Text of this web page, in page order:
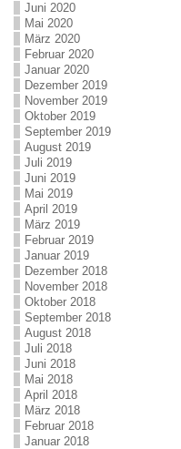
Juni 2020
Mai 2020
März 2020
Februar 2020
Januar 2020
Dezember 2019
November 2019
Oktober 2019
September 2019
August 2019
Juli 2019
Juni 2019
Mai 2019
April 2019
März 2019
Februar 2019
Januar 2019
Dezember 2018
November 2018
Oktober 2018
September 2018
August 2018
Juli 2018
Juni 2018
Mai 2018
April 2018
März 2018
Februar 2018
Januar 2018